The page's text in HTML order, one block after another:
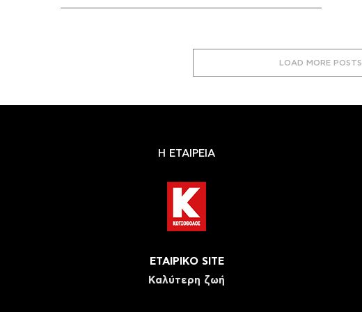
LOAD MORE POSTS
Η ΕΤΑΙΡΕΙΑ
ΕΤΑΙΡΙΚΟ SITE
Καλύτερη ζωή